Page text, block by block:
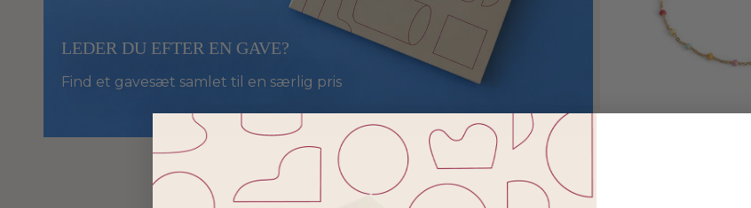
LEDER DU EFTER EN GAVE?
Find et gavesæt samlet til en særlig pris